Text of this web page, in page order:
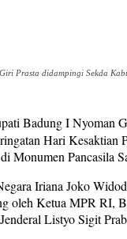
Prasta didampingi Sekda
Badung I Nyoman
Hari Kesaktian
Monumen Pancasila
Iriana Joko
oleh Ketua MPR
Listyo Sigit